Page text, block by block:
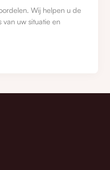
Wij helpen u de
van uw situatie en